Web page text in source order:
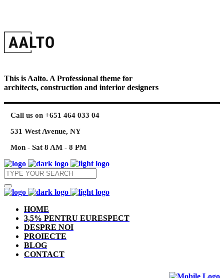
This is Aalto. A Professional theme for
architects, construction and interior designers
Call us on +651 464 033 04
531 West Avenue, NY
Mon - Sat 8 AM - 8 PM
HOME
3,5% PENTRU EURESPECT
DESPRE NOI
PROIECTE
BLOG
CONTACT